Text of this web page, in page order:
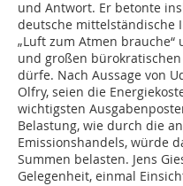
und Antwort. Er betonte
deutsche mittelständische
„Luft zum Atmen
und großen
dürfe. Nach Aussage von
Olfry, seien die
wichtigsten
Belastung, wie durch die
Emissionshandels, würde
Summen belasten. Jens
Gelegenheit, einmal